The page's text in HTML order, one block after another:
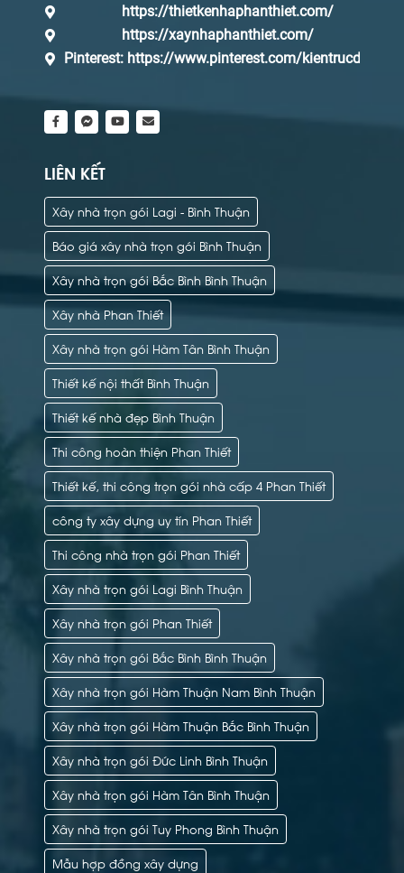
https://thietkenhaphanthiet.com/
https://xaynhaphanthiet.com/
Pinterest: https://www.pinterest.com/kientrucdaq/
LIÊN KẾT
Xây nhà trọn gói Lagi - Bình Thuận
Báo giá xây nhà trọn gói Bình Thuận
Xây nhà trọn gói Bắc Bình Bình Thuận
Xây nhà Phan Thiết
Xây nhà trọn gói Hàm Tân Bình Thuận
Thiết kế nội thất Bình Thuận
Thiết kế nhà đẹp Bình Thuận
Thi công hoàn thiện Phan Thiết
Thiết kế, thi công trọn gói nhà cấp 4 Phan Thiết
công ty xây dựng uy tín Phan Thiết
Thi công nhà trọn gói Phan Thiết
Xây nhà trọn gói Lagi Bình Thuận
Xây nhà trọn gói Phan Thiết
Xây nhà trọn gói Bắc Bình Bình Thuận
Xây nhà trọn gói Hàm Thuận Nam Bình Thuận
Xây nhà trọn gói Hàm Thuận Bắc Bình Thuận
Xây nhà trọn gói Đức Linh Bình Thuận
Xây nhà trọn gói Hàm Tân Bình Thuận
Xây nhà trọn gói Tuy Phong Bình Thuận
Mẫu hợp đồng xây dựng